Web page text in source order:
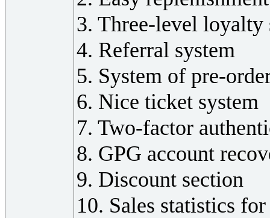
3. Three-level loyalty
4. Referral system
5. System of pre-
6. Nice ticket system
7. Two-factor
8. GPG account
9. Discount section
10. Sales statistics